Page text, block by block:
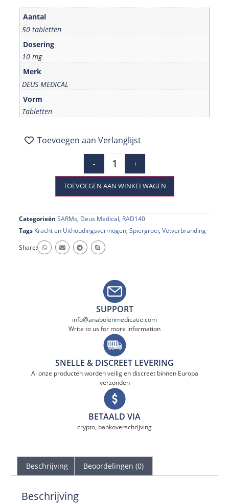
Aantal
50 tabletten
Dosering
10 mg
Merk
DEUS MEDICAL
Vorm
Tabletten
Toevoegen aan Verlanglijst
- +
TOEVOEGEN AAN WINKELWAGEN
Categorieën SARMs, Deus Medical, RAD140
Tags Kracht en Uithoudingsvermogen,Spiergroei,Vetverbranding
Share:
SUPPORT
info@anabolenmedicatie.com
Write to us for more information
SNELLE & DISCREET LEVERING
Al onze producten worden veilig en discreet binnen Europa
verzonden
BETAALD VIA
crypto, bankoverschrijving
Beschrijving Beoordelingen (0)
Beschrijving